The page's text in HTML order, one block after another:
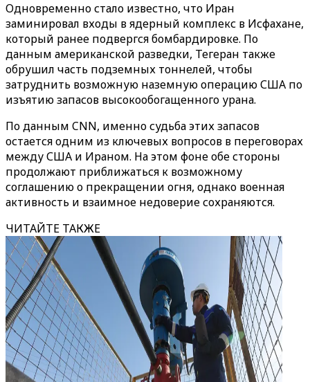
Одновременно стало известно, что Иран
заминировал входы в ядерный комплекс в Исфахане,
который ранее подвергся бомбардировке. По
данным американской разведки, Тегеран также
обрушил часть подземных тоннелей, чтобы
затруднить возможную наземную операцию США по
изъятию запасов высокообогащенного урана.
По данным CNN, именно судьба этих запасов
остается одним из ключевых вопросов в переговорах
между США и Ираном. На этом фоне обе стороны
продолжают приближаться к возможному
соглашению о прекращении огня, однако военная
активность и взаимное недоверие сохраняются.
ЧИТАЙТЕ ТАКЖЕ